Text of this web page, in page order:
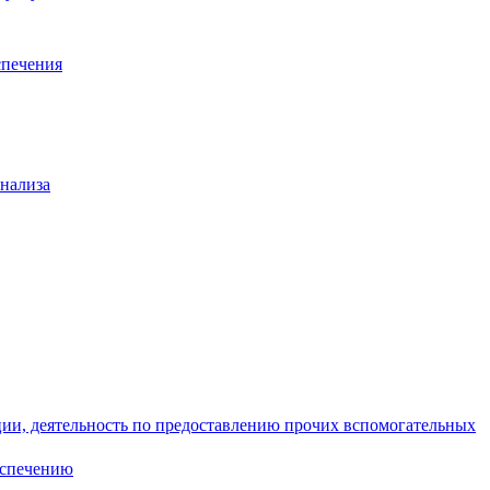
деятельность по предоставлению прочих вспомогательных